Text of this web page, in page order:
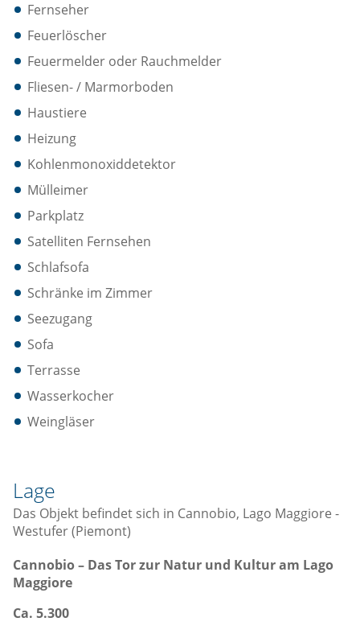
Fernseher
Feuerlöscher
Feuermelder oder Rauchmelder
Fliesen- / Marmorboden
Haustiere
Heizung
Kohlenmonoxiddetektor
Mülleimer
Parkplatz
Satelliten Fernsehen
Schlafsofa
Schränke im Zimmer
Seezugang
Sofa
Terrasse
Wasserkocher
Weingläser
Lage
Das Objekt befindet sich in Cannobio, Lago Maggiore -
Westufer (Piemont)
Cannobio – Das Tor zur Natur und Kultur am Lago
Maggiore
Ca. 5.300